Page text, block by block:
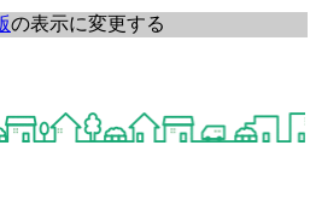
の表示に変更する